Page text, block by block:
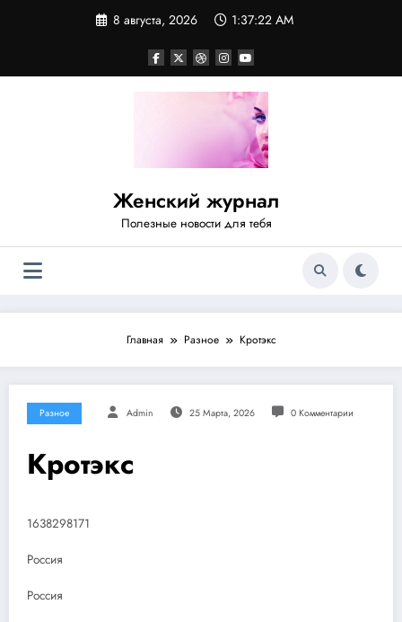
8 августа, 2026 1:37:23 AM
Женский журнал
Полезные новости для тебя
Главная Разное Кротэкс
Разное Admin 25 Марта, 2026 0 Комментарии
Кротэкс
1638298171
Россия
Россия